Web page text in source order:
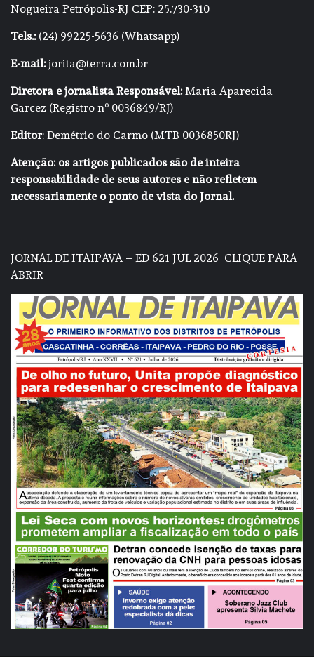
Nogueira Petrópolis-RJ CEP: 25.730-310
Tels.:(24) 99225-5636 (Whatsapp)
E-mail:jorita@terra.com.br
Diretora e jornalista Responsável:Maria Aparecida
Garcez (Registro nº 0036849/RJ)
Editor: Demétrio do Carmo (MTB 0036850RJ)
Atenção: os artigos publicados são de inteira
responsabilidade de seus autores e não refletem
necessariamente o ponto de vista do Jornal.
JORNAL DE ITAIPAVA – ED 621 JUL 2026 CLIQUE PARA
ABRIR